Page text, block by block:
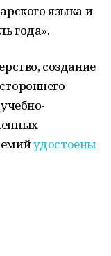
языка и
года».
создание
удостоены